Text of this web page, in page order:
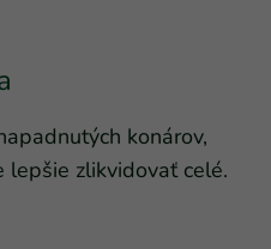
konárov,
zlikvidovať celé.